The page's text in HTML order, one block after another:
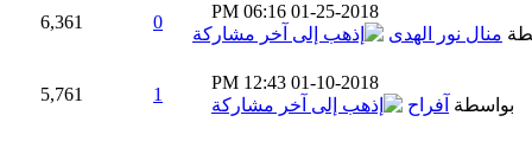
01-25-2018
06:16 PM
منال نور الهدى
0
6,361
01-10-2018
12:43 PM
بواسطة آفراح
1
5,761